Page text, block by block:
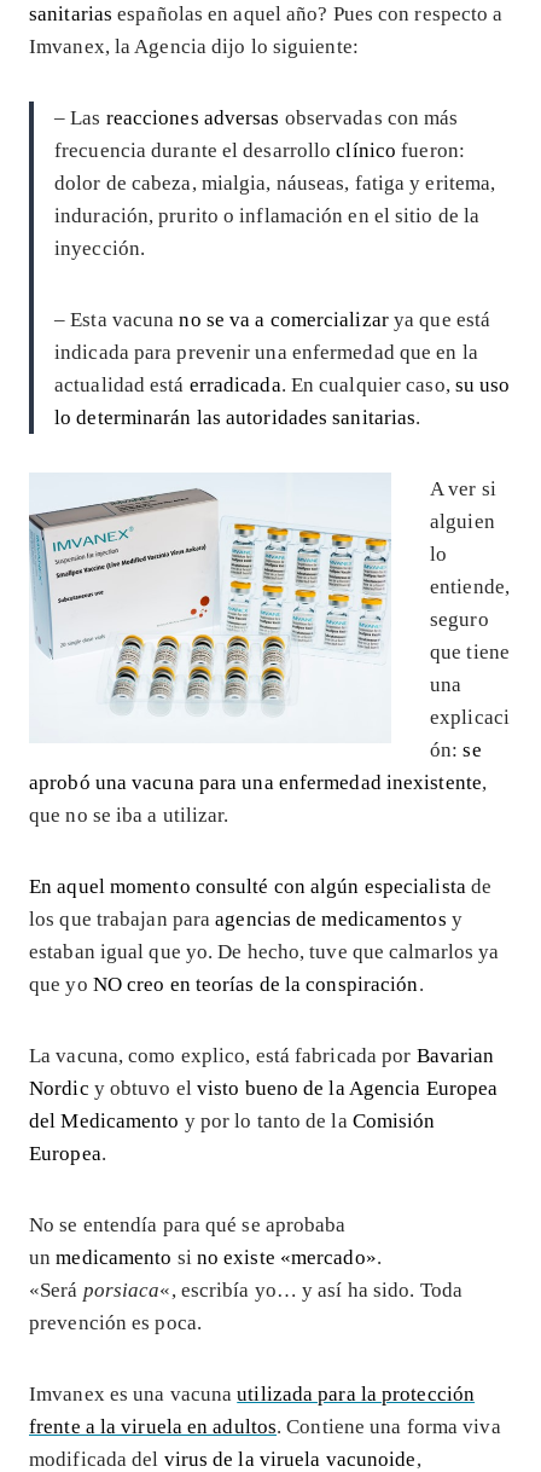
sanitariasespañolas en aquel año? Pues con respecto a
Imvanex, la Agencia dijo lo siguiente:
– Las reacciones adversas observadas con más
frecuencia durante el desarrolloclínico fueron:
dolor de cabeza, mialgia, náuseas, fatiga y eritema,
induración, prurito o inflamación en el sitio de la
inyección.
– Esta vacunano se va a comercializarya que está
indicada para prevenir una enfermedad que en la
actualidad está erradicada. En cualquier caso, su uso
lo determinarán las autoridades sanitarias.
A ver si
alguien
lo
entiende,
seguro
que tiene
una
explicaci
ón:se
aprobó una vacuna para una enfermedad inexistente,
que no se iba a utilizar.
En aquel momento consulté con algún especialista de
los que trabajan paraagencias de medicamentos y
estaban igual que yo. De hecho, tuve que calmarlos ya
que yo NO creo en teorías de la conspiración.
La vacuna, como explico, está fabricada por Bavarian
Nordic y obtuvo el visto bueno de la Agencia Europea
del Medicamento y por lo tanto de la Comisión
Europea.
No se entendía para qué se aprobaba
unmedicamento si no existe «mercado».
«Será porsiaca«, escribía yo… y así ha sido. Toda
prevención es poca.
Imvanex es una vacunautilizada para la protección
frente a la viruela en adultos. Contiene una forma viva
modificada del virus de la viruela vacunoide,